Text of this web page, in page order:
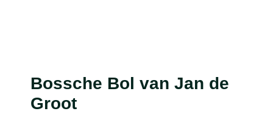
Bossche Bol van Jan de
Groot